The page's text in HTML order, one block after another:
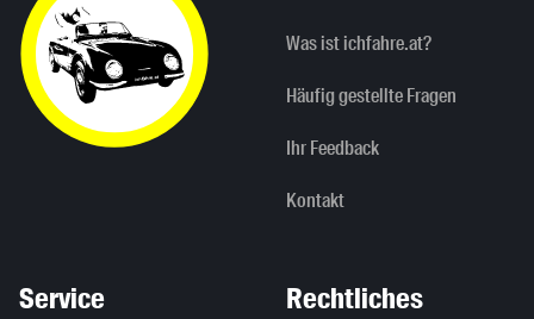
Was ist ichfahre.at?
Häufig gestellte Fragen
Ihr Feedback
Kontakt
Service Rechtliches